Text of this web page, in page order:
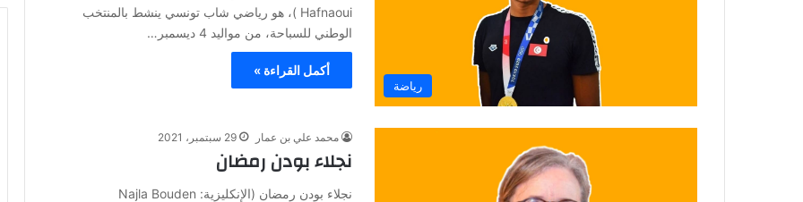
رياضة
Hafnaoui )، هو رياضي شاب تونسي ينشط بالمنتخب
الوطني للسباحة، من مواليد 4 ديسمبر…
أكمل القراءة »
محمد علي بن عمار 29 سبتمبر، 2021
نجلاء بودن رمضان
نجلاء بودن رمضان (الإنكليزية: Najla Bouden